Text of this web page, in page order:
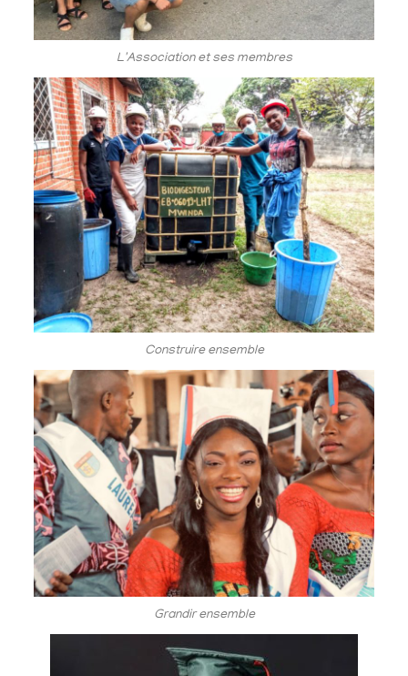
L'Association et ses membres
Construire ensemble
Grandir ensemble